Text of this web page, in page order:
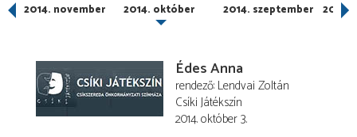
2014. november 2014. október 2014. szeptember 2014.
Édes Anna
rendező Lendvai Zoltán
Csíki Játékszín
2014. október 3.